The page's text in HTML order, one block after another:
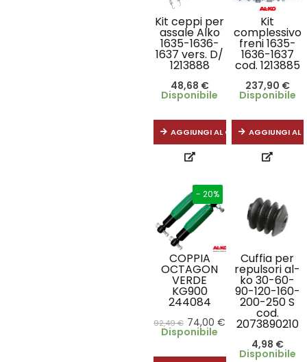
Kit ceppi per
assale Alko
1635-1636-
1637 vers. D/
1213888
48,68 €
Disponibile
AGGIUNGI AL CARRELLO
Kit
complessivo
freni 1635-
1636-1637
cod. 1213885
237,90 €
Disponibile
AGGIUNGI AL
- 20%
COPPIA
OCTAGON
VERDE
KG900
244084
92,49€ 74,00€
Disponibile
Cuffia per
repulsori al-
ko 30-60-
90-120-160-
200-250 S
cod.
2073890210
4,98 €
Disponibile